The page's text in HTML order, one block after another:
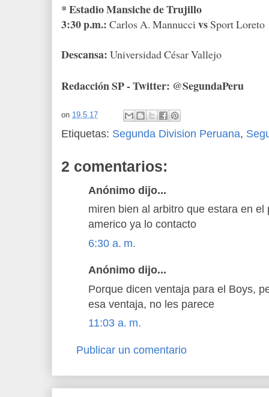
* Estadio Mansiche de Trujillo
3:30 p.m.: Carlos A. Mannucci vsSport Loreto
Descansa: Universidad César Vallejo
Redacción SP - Twitter: @SegundaPeru
on 19.5.17
Etiquetas: Segunda Division Peruana,
2 comentarios:
Anónimo dijo...
miren bien al arbitro que estara en el
americo ya lo contacto
6:30 a. m.
Anónimo dijo...
Porque dicen ventaja para el Boys,
esa ventaja, no les parece
11:03 a. m.
Publicar un comentario